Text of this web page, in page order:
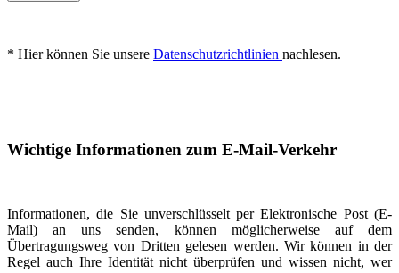
* Hier können Sie unsere Datenschutzrichtlinien nachlesen.
Wichtige Informationen zum E-Mail-Verkehr
Informationen, die Sie unverschlüsselt per Elektronische Post (E-
Mail) an uns senden, können möglicherweise auf dem
Übertragungsweg von Dritten gelesen werden. Wir können in der
Regel auch Ihre Identität nicht überprüfen und wissen nicht, wer